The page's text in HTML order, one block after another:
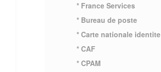
* France Services
* Bureau de poste
* Carte nationale identite
* CAF
* CPAM